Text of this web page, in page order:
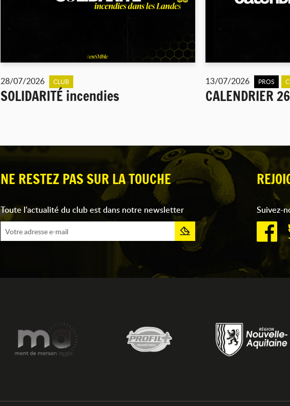
28/07/2026 CLUB
SOLIDARITÉ incendies
13/07/2026 PROS
CALENDRIER
NE RESTEZ PAS SUR LA TOUCHE
Toute l'actualité du club est dans notre newsletter Suivez-